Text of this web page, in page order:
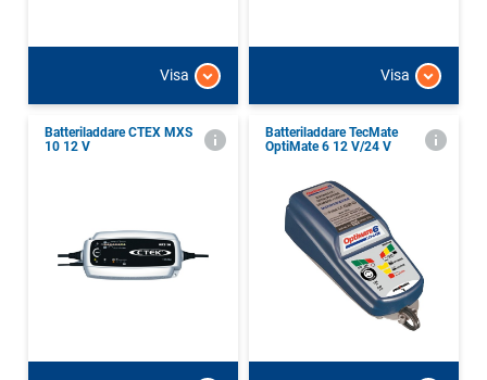
Visa Visa
Batteriladdare CTEX MXS
10 12 V
Batteriladdare TecMate
OptiMate 6 12 V/24 V